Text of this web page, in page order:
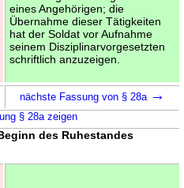
eines Angehörigen; die
Übernahme dieser Tätigkeiten
hat der Soldat vor Aufnahme
seinem Disziplinarvorgesetzten
schriftlich anzuzeigen.
nächste Fassung von § 28a →
§ 28a zeigen
des Ruhestandes